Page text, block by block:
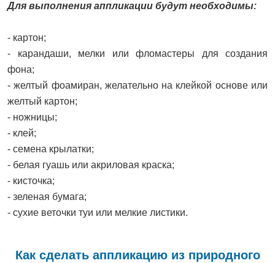
Для выполнения аппликации будут необходимы:
- картон;
- карандаши, мелки или фломастеры для создания
фона;
- желтый фоамиран, желательно на клейкой основе или
желтый картон;
- ножницы;
- клей;
- семена крылатки;
- белая гуашь или акриловая краска;
- кисточка;
- зеленая бумага;
- сухие веточки туи или мелкие листики.
Как сделать аппликацию из природного